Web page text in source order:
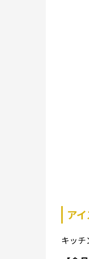
ア
キッチ